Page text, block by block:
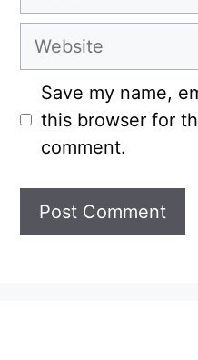
Website
Save my name,
this browser for
comment.